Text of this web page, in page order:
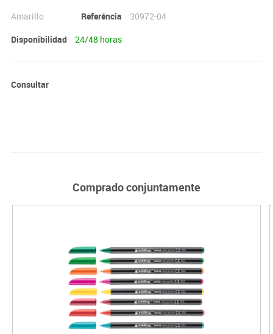
Amarillo Referéncia
30972-04
Disponibilidad
24/48 horas
Consultar
Comprado conjuntamente